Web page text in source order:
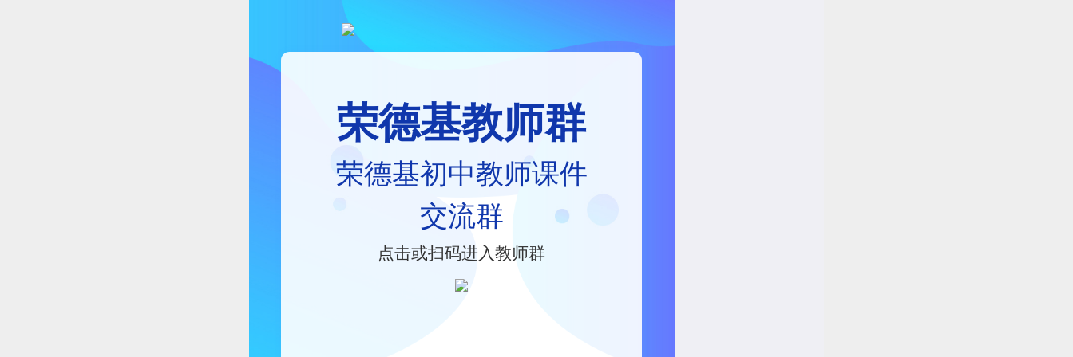
荣德基教师群
荣德基初中教师课件
交流群
点击或扫码进入教师群